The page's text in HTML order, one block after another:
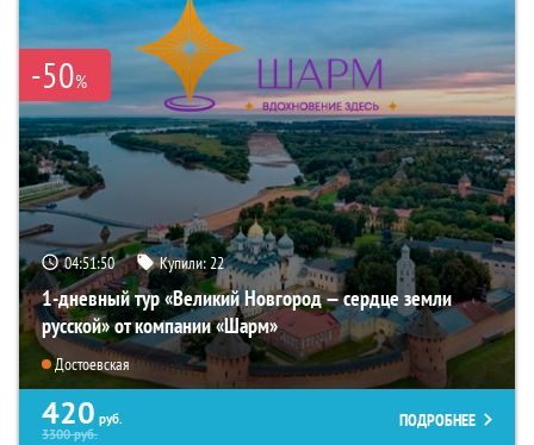
-50%
04:51:49 Купили:22
1-дневный тур «Великий Новгород — сердце земли
русской» от компании «Шарм»
Достоевская
420 руб.
3300руб.
ПОДРОБНЕЕ